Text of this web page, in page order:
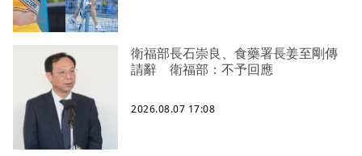
衛福部長石崇良、食藥署長姜至剛傳
請辭 衛福部：不予回應
2026.08.07 17:08